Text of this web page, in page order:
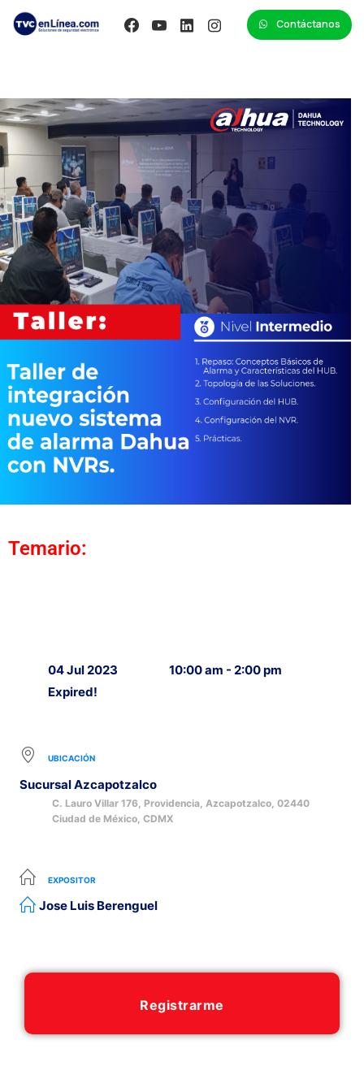
Contáctanos
Temario:
04 Jul 2023
Expired!
10:00 am - 2:00 pm
UBICACIÓN
Sucursal Azcapotzalco
C. Lauro Villar 176, Providencia, Azcapotzalco, 02440
Ciudad de México, CDMX
EXPOSITOR
Jose Luis Berenguel
Registrarme